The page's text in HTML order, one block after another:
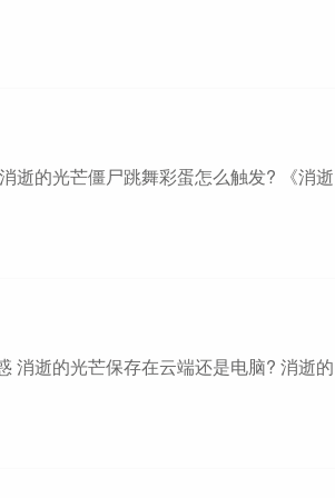
逝的光芒僵尸跳舞彩蛋怎么触发? 《消逝
消逝的光芒保存在云端还是电脑? 消逝的